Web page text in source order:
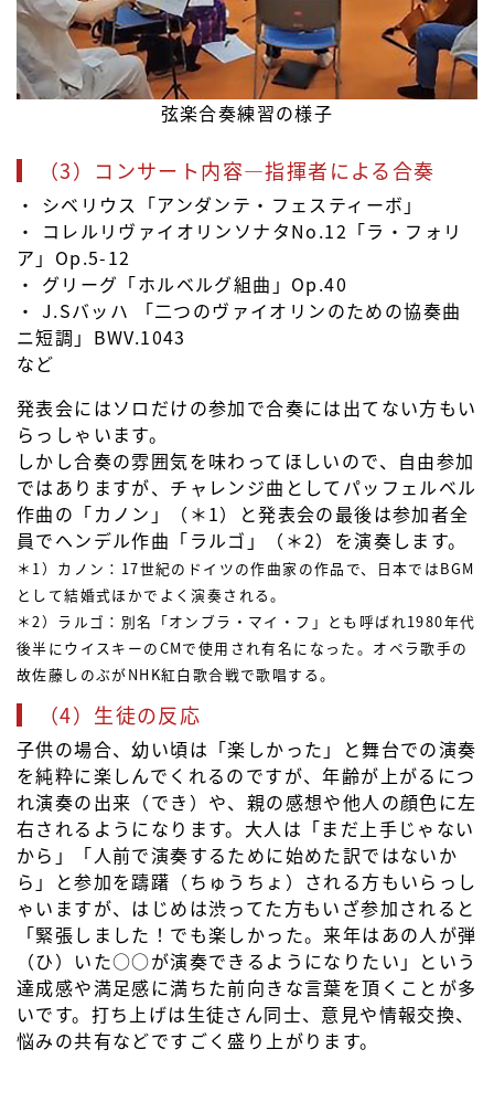
弦楽合奏練習の様子
（3）コンサート内容―指揮者による合奏
・ シベリウス「アンダンテ・フェスティーボ」
・ コレルリヴァイオリンソナタNo.12「ラ・フォリ
ア」Op.5-12
・ グリーグ「ホルベルグ組曲」Op.40
・ J.Sバッハ 「二つのヴァイオリンのための協奏曲
ニ短調」BWV.1043
など
発表会にはソロだけの参加で合奏には出てない方もい
らっしゃいます。
しかし合奏の雰囲気を味わってほしいので、自由参加
ではありますが、チャレンジ曲としてパッフェルベル
作曲の「カノン」（＊1）と発表会の最後は参加者全
員でヘンデル作曲「ラルゴ」（＊2）を演奏します。
＊1）カノン：17世紀のドイツの作曲家の作品で、日本ではBGM
として結婚式ほかでよく演奏される。
＊2）ラルゴ：別名「オンブラ・マイ・フ」とも呼ばれ1980年代
後半にウイスキーのCMで使用され有名になった。オペラ歌手の
故佐藤しのぶがNHK紅白歌合戦で歌唱する。
（4）生徒の反応
子供の場合、幼い頃は「楽しかった」と舞台での演奏
を純粋に楽しんでくれるのですが、年齢が上がるにつ
れ演奏の出来（でき）や、親の感想や他人の顔色に左
右されるようになります。大人は「まだ上手じゃない
から」「人前で演奏するために始めた訳ではないか
ら」と参加を躊躇（ちゅうちょ）される方もいらっし
ゃいますが、はじめは渋ってた方もいざ参加されると
「緊張しました！でも楽しかった。来年はあの人が弾
（ひ）いた○○が演奏できるようになりたい」という
達成感や満足感に満ちた前向きな言葉を頂くことが多
いです。打ち上げは生徒さん同士、意見や情報交換、
悩みの共有などですごく盛り上がります。